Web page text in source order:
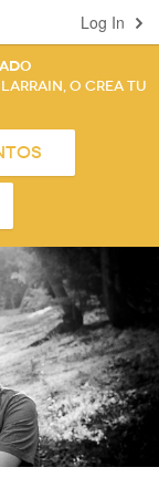
Log In
Larrain, o crea tu